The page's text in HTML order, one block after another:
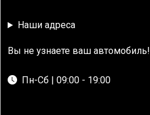
Наши адреса
Вы не узнаете ваш автомобиль!
Пн-Сб | 09:00 - 19:00